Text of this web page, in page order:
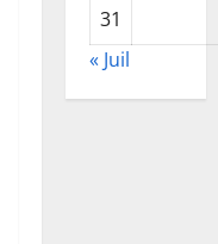
31
« Juil